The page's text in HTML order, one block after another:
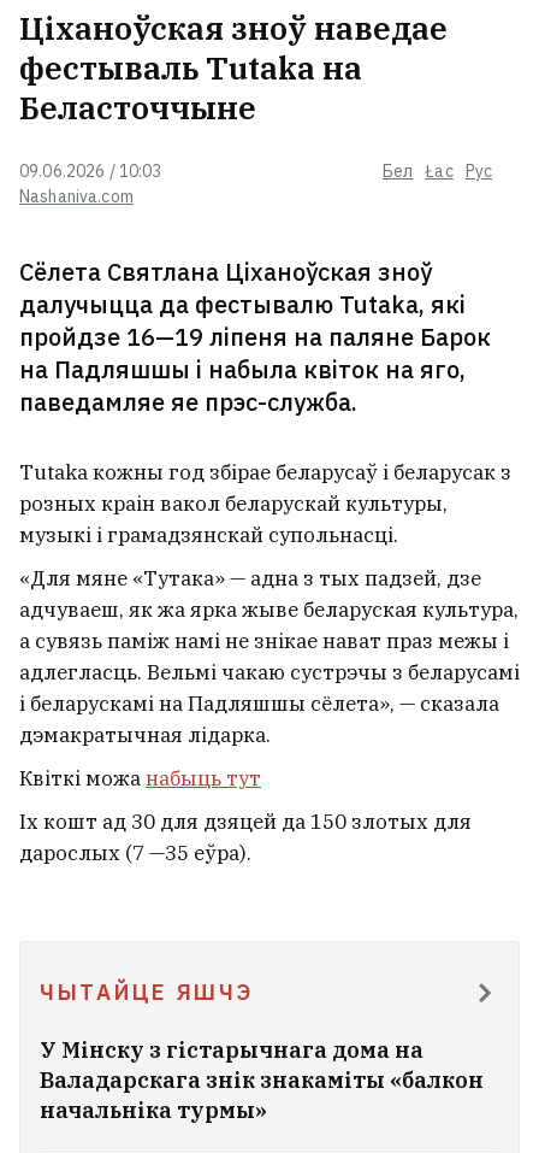
Nashaniva.com
09.06.2026 / 10:03 Бел Łac Рус
Ціханоўская зноў наведае
фестываль Tutaka на
Беласточчыне
Сёлета Святлана Ціханоўская зноў
далучыцца да фестывалю Tutaka, які
пройдзе 16—19 ліпеня на паляне Барок
на Падляшшы і набыла квіток на яго,
паведамляе яе прэс-служба.
Tutaka кожны год збірае беларусаў і беларусак з
розных краін вакол беларускай культуры,
музыкі і грамадзянскай супольнасці.
«Для мяне «Тутака» — адна з тых падзей, дзе
адчуваеш, як жа ярка жыве беларуская культура,
а сувязь паміж намі не знікае нават праз межы і
адлегласць. Вельмі чакаю сустрэчы з беларусамі
і беларускамі на Падляшшы сёлета», — сказала
дэмакратычная лідарка.
Квіткі можанабыць тут
Іх кошт ад 30 для дзяцей да 150 злотых для
дарослых (7 —35 еўра).
ЧЫТАЙЦЕ ЯШЧЭ
У Мінску з гістарычнага дома на
Валадарскага знік знакаміты «балкон
начальніка турмы»
Лукашэнка заявіў, што Беларусі
не хапае сістэмы кіравання
савецкіх часоў
Пры атацы дронаў пад Санкт-
упакоўкі для малака
Лукашэнка раіць беларусам
прыгледзецца да хацінгу
У Ялце марскія дроны сярод
яснага дня нанеслі ўдар па порце.
На пляжах паніка
2
БАТЭ абверг чуткі пра продаж
Капскім клуба
«Над галавой лятае па 20 тон».
Брат і сястра з Беларусі расказалі,
колькі зарабляюць у порце